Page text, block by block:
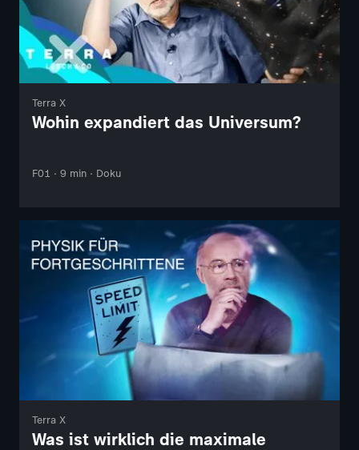
Terra X
Wohin expandiert das Universum?
F01 · 9 min · Doku
Terra X
Was ist wirklich die maximale